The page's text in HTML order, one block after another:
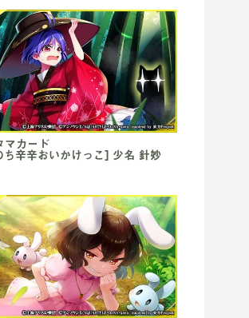
マカード
ち辛辛おいかけっこ] 少名 針妙